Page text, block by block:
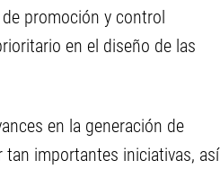
promoción y control
en el diseño de las
en la generación de
importantes iniciativas, así